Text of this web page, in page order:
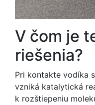
V čom je
riešenia?
Pri kontakte vodíka
vzniká katalytická
k rozštiepeniu